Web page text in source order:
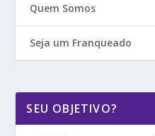
Quem Somos
Seja um Franqueado
SEU OBJETIVO?